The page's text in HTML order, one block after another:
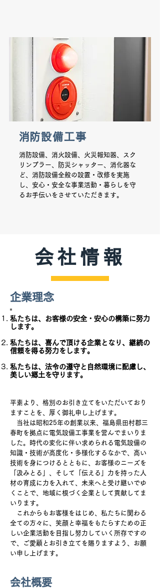
​消防設備工事
消防設備、消火設備、火災報知器、スク
リンプラー、防災シャッター、消化器な
ど、消防設備全般の設置・改修を実施
し、安心・安全な事業活動・暮らしを守
るお手伝いをさせていただきます。
会社情報
​企業理念​
私たちは、お客様の安全・安心の構築に努力
します。​​
私たちは、喜んで頂ける企業となり、継続の
信頼を得る努力をします。
私たちは、法令の遵守と自然環境に配慮し、
美しい郷土を守ります。
平素より、格別のお引き立てをいただいており
ますことを、厚く御礼申し上げます。
当社は昭和25年の創業以来、福島県田村郡三
春町を拠点に電気設備工事業を営んでまいりま
した。時代の変化に伴い求められる電気設備の
知識・技術が高度化・多様化するなかで、高い
技術を身につけるとともに、お客様のニーズを
「汲みとる」、そして「伝える」力を持った人
材の育成に力を入れて、未来へと受け継いでゆ
くことで、地域に根づく企業として貢献してま
いります。
これからもお客様をはじめ、私たちに関わる
全ての方々に、笑顔と幸福をもたらすための正
しい企業活動を目指し努力していく所存ですの
で、ご愛顧とお引き立てを賜りますよう、お願
い申し上げます。​
​会社概要